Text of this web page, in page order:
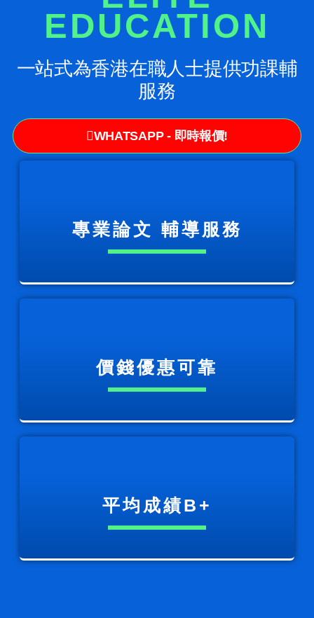
EDUCATION
一站式為香港在職人士提供功課輔
服務
WHATSAPP - 即時報價!
專業論文 輔導服務
價錢優惠可靠
平均成績B+